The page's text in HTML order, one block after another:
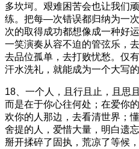
多坎坷。艰难困苦会也让我们
练。把每—次错误都归纳为一
次的取得成功都想像成一种好
一笑演奏从容不迫的管弦乐，
去品位孤单，去打败忧愁。仅
汗水洗礼，就能成为一个大写
18、一个人，且行且止，且思
而是在于你心往何处；在爱你
欢你的人那边，去看清世界；
舍提的人，爱惜大量，明白遗
掰开揉碎了固执，荒凉了等候